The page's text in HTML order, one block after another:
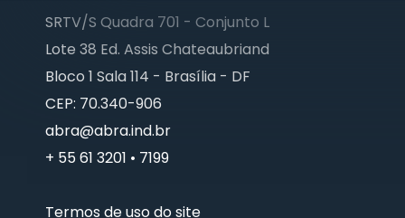
SRTV/S Quadra 701 - Conjunto L
Lote 38 Ed. Assis Chateaubriand
Bloco 1 Sala 114 - Brasília - DF
CEP: 70.340-906
abra@abra.ind.br
+ 55 61 3201 • 7199
Termos de uso do site